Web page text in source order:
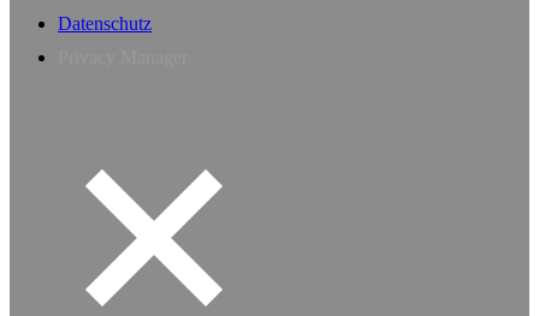
Datenschutz